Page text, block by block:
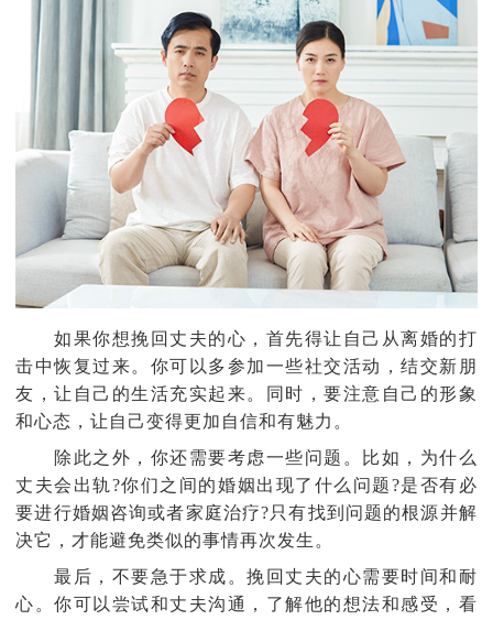
如果你想挽回丈夫的心，首先得让自己从离婚的打
击中恢复过来。你可以多参加一些社交活动，结交新朋
友，让自己的生活充实起来。同时，要注意自己的形象
和心态，让自己变得更加自信和有魅力。
除此之外，你还需要考虑一些问题。比如，为什么
丈夫会出轨?你们之间的婚姻出现了什么问题?是否有必
要进行婚姻咨询或者家庭治疗?只有找到问题的根源并解
决它，才能避免类似的事情再次发生。
最后，不要急于求成。挽回丈夫的心需要时间和耐
心。你可以尝试和丈夫沟通，了解他的想法和感受，看